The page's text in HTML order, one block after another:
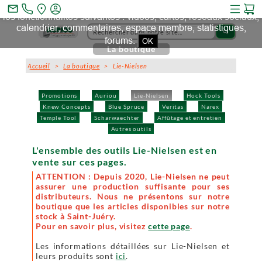
search
Promotions Auriou Lie-Nielsen
Hock Tools
Knew Concepts
Blue Spruce Veritas
Narex
Temple Tool
Scharwaechter
Affûtage et entretien
Autres outils
La boutique
Accueil >La boutique > Lie-Nielsen
L'ensemble des outils Lie-Nielsen est en
vente sur ces pages.
ATTENTION : Depuis 2020, Lie-Nielsen ne peut
assurer une production suffisante pour ses
distributeurs. Nous ne présentons sur notre
boutique que les articles disponibles sur notre
stock à Saint-Juéry.
Pour en savoir plus, visitezcette page.
Les informations détaillées sur Lie-Nielsen et
leurs produits sont ici.
mail_outline
Ce site et des sites tiers qu'il utilise collectent des cookies pour
les fonctionnalités suivantes : vidéos, cartes, réseaux sociaux,
calendrier, commentaires, espace membre, statistiques,
forums. OK